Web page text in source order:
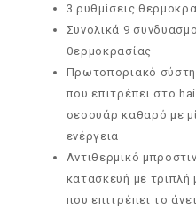
3 ρυθμίσεις
Συνολικά 9
θερμοκρασίας
Πρωτοποριακό
που επιτρέπει στο
σεσουάρ καθαρό με
ενέργεια
Αντιθερμικό
κατασκευή με
που επιτρέπει το